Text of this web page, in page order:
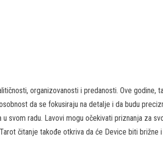
organizovanosti i predanosti. Ove godine,
da se fokusiraju na detalje i da budu
svom radu. Lavovi mogu očekivati priznanja za
čitanje takođe otkriva da će Device biti brižne